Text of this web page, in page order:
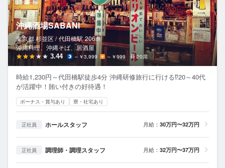
沖縄酒場SABANI
東京都 杉並区 / 代田橋駅 206m
沖縄料理、沖縄そば、居酒屋
3.44 ～￥3,999 ～￥999 20席
時給1,230円～代田橋駅徒歩4分 沖縄研修旅行に行ける⁉20～40代
が活躍中！賄い付きの好待遇！
ボーナス・賞与あり 寮・社宅あり
正社員 ホールスタッフ 月給： 30万円〜32万円
正社員 調理師・調理スタッフ 月給： 32万円〜37万円